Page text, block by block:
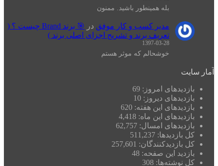
بله همینطور باشید. ممنون
مدیر کسب و کار موفقدر
🎯 برند Brand چیست ؟ (
تعریف برند و تشریح اجزای اصلی برند )
خوشحالم که موثر هستم
امروز:69
دیروز:10
این هفته: 620
این ماه:4,418
امسال:62,757
بازدیدها: 511,237
بازدیدکنند‌گان:257,601
این صفحه:48
نوشته‌ها: 308